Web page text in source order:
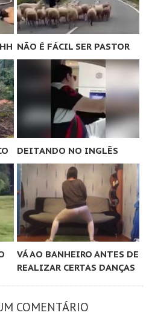
NÃO É FÁCIL SER PASTOR
DEITANDO NO INGLÊS
VÁ AO BANHEIRO ANTES DE
REALIZAR CERTAS DANÇAS
COMENTÁRIO